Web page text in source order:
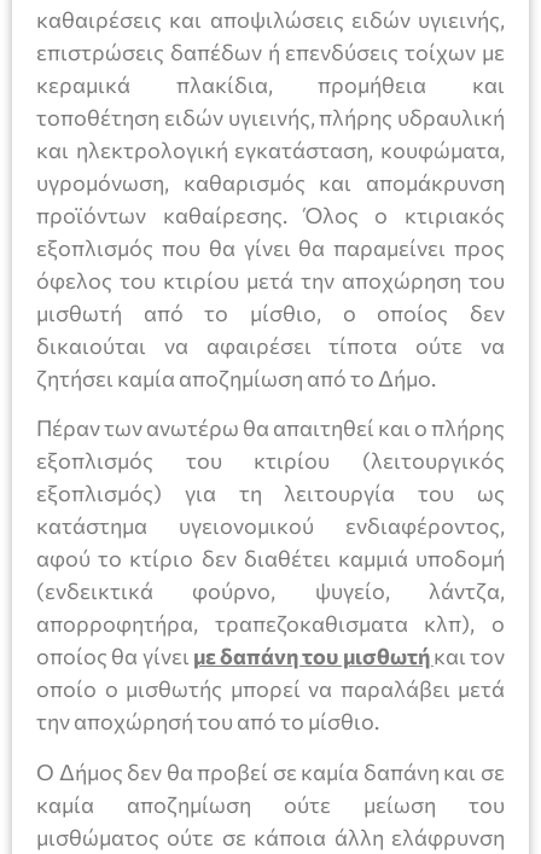
καθαιρέσεις και αποψιλώσεις ειδών υγιεινής,
επιστρώσεις δαπέδων ή επενδύσεις τοίχων με
κεραμικά πλακίδια, προμήθεια και
τοποθέτηση ειδών υγιεινής, πλήρης υδραυλική
και ηλεκτρολογική εγκατάσταση, κουφώματα,
υγρομόνωση, καθαρισμός και απομάκρυνση
προϊόντων καθαίρεσης. Όλος ο κτιριακός
εξοπλισμός που θα γίνει θα παραμείνει προς
όφελος του κτιρίου μετά την αποχώρηση του
μισθωτή από το μίσθιο, ο οποίος δεν
δικαιούται να αφαιρέσει τίποτα ούτε να
ζητήσει καμία αποζημίωση από το Δήμο.
Πέραν των ανωτέρω θα απαιτηθεί και ο πλήρης
εξοπλισμός του κτιρίου (λειτουργικός
εξοπλισμός) για τη λειτουργία του ως
κατάστημα υγειονομικού ενδιαφέροντος,
αφού το κτίριο δεν διαθέτει καμμιά υποδομή
(ενδεικτικά φούρνο, ψυγείο, λάντζα,
απορροφητήρα, τραπεζοκαθισματα κλπ), ο
οποίος θα γίνει με δαπάνη του μισθωτήκαι τον
οποίο ο μισθωτής μπορεί να παραλάβει μετά
την αποχώρησή του από το μίσθιο.
Ο Δήμος δεν θα προβεί σε καμία δαπάνη και σε
καμία αποζημίωση ούτε μείωση του
μισθώματος ούτε σε κάποια άλλη ελάφρυνση